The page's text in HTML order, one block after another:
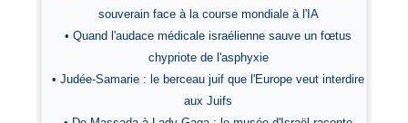
souverain face à la course mondiale à l'IA
• Quand l'audace médicale israélienne sauve un fœtus
chypriote de l'asphyxie
• Judée-Samarie : le berceau juif que l'Europe veut interdire
aux Juifs